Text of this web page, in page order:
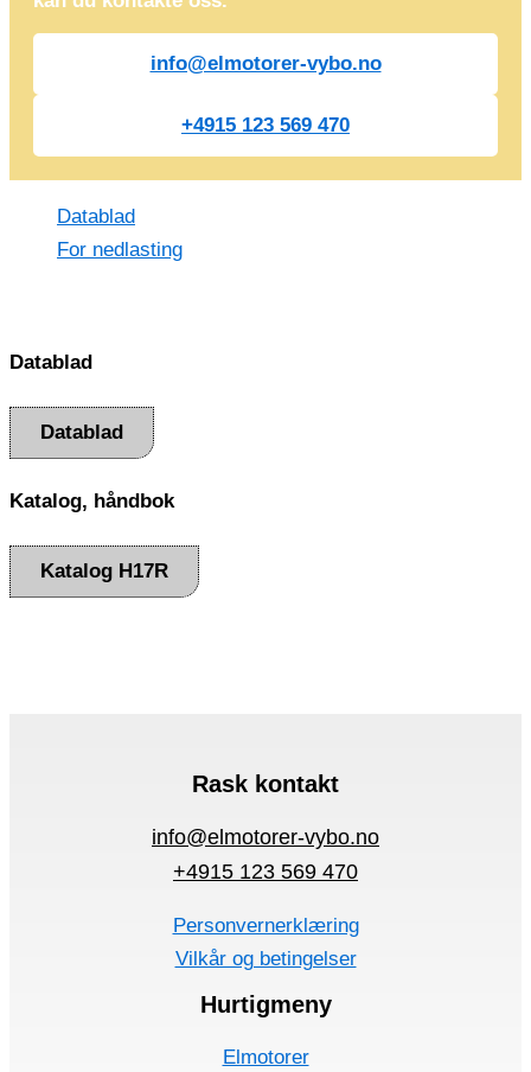
info@elmotorer-vybo.no
+4915 123 569 470
Datablad
For nedlasting
Datablad
Datablad
Katalog, håndbok
Katalog H17R
Rask kontakt
info@elmotorer-vybo.no
+4915 123 569 470
Personvernerklæring
Vilkår og betingelser
Hurtigmeny
Elmotorer